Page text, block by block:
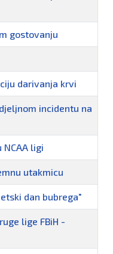
gostovanju
darivanja krvi
incidentu na
ligi
utakmicu
dan bubrega"
lige FBiH -